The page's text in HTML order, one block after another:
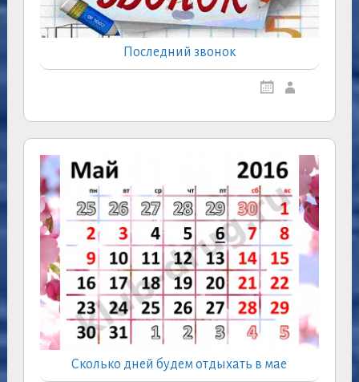
Последний звонок
Сколько дней будем отдыхать в мае